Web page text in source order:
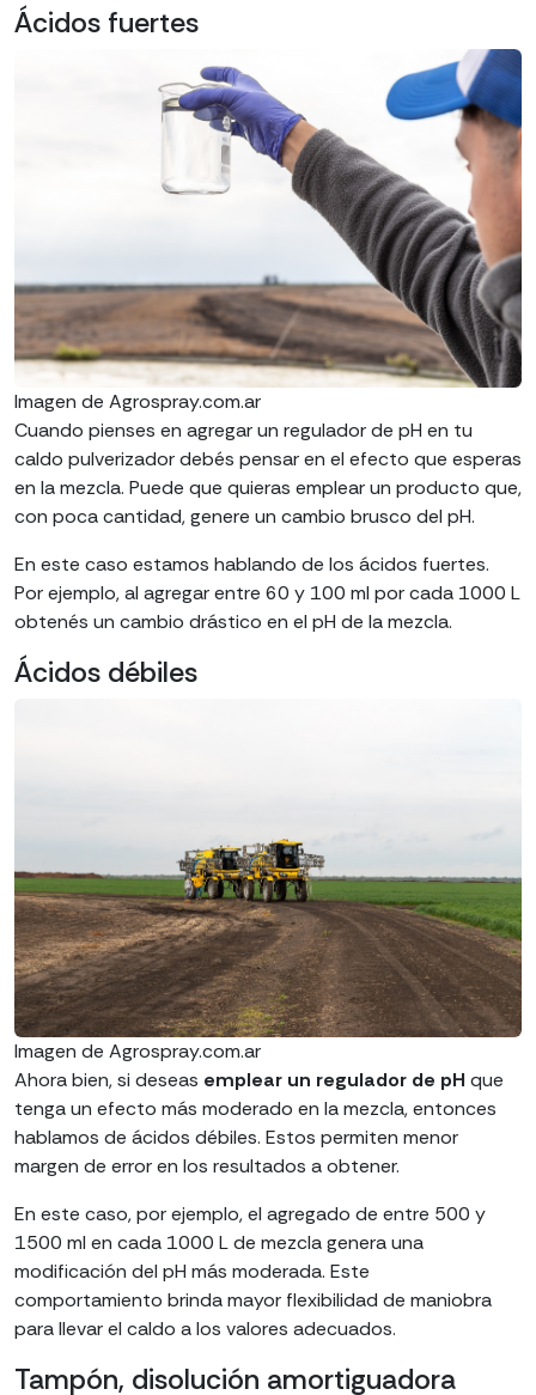
Ácidos fuertes
Imagen de Agrospray.com.ar
Cuando pienses en agregar un regulador de pH en tu
caldo pulverizador debés pensar en el efecto que esperas
en la mezcla. Puede que quieras emplear un producto que,
con poca cantidad, genere un cambio brusco del pH.
En este caso estamos hablando de los ácidos fuertes.
Por ejemplo, al agregar entre 60 y 100 ml por cada 1000 L
obtenés un cambio drástico en el pH de la mezcla.
Ácidos débiles
Imagen de Agrospray.com.ar
Ahora bien, si deseas emplear un regulador de pH que
tenga un efecto más moderado en la mezcla, entonces
hablamos de ácidos débiles. Estos permiten menor
margen de error en los resultados a obtener.
En este caso, por ejemplo, el agregado de entre 500 y
1500 ml en cada 1000 L de mezcla genera una
modificación del pH más moderada. Este
comportamiento brinda mayor flexibilidad de maniobra
para llevar el caldo a los valores adecuados.
Tampón, disolución amortiguadora